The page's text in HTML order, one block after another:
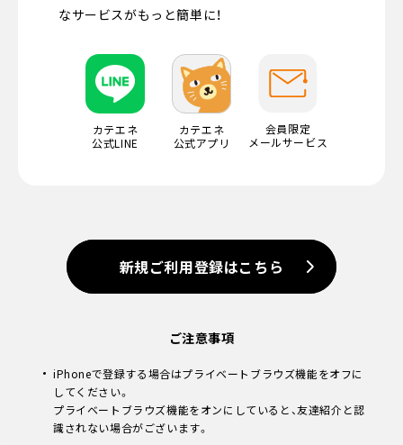
なサービスがもっと簡単に！
カテエネ
公式LINE
カテエネ
公式アプリ
会員限定
メールサービス
新規ご利用登録はこちら
ご注意事項
iPhoneで登録する場合はプライベートブラウズ機能をオフに
してください。
プライベートブラウズ機能をオンにしていると、友達紹介と認
識されない場合がございます。